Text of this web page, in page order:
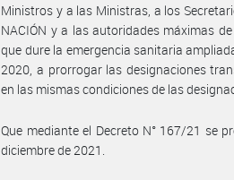
Ministros y a las Ministras, a los
NACIÓN y a las autoridades máximas
que dure la emergencia sanitaria
2020, a prorrogar las designaciones
en las mismas condiciones de las
Que mediante el Decreto N° 167/21 se
diciembre de 2021.